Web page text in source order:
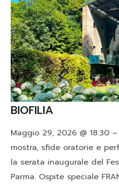
BIOFILIA
Maggio 29, 2026 @ 18:30
mostra, sfide oratorie e
la serata inaugurale del
Parma. Ospite speciale